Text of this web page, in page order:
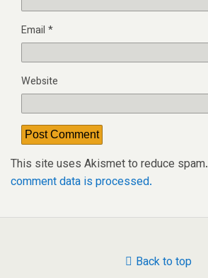
Email *
Website
This site uses Akismet to reduce spam.
comment data is processed.
Back to top